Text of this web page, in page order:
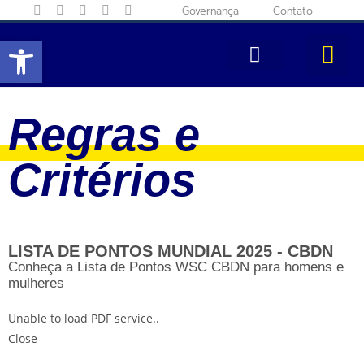
Abrir a barra de ferramentas
Governança Contato
Regras e
Critérios
LISTA DE PONTOS MUNDIAL 2025 - CBDN
Conheça a Lista de Pontos WSC CBDN para homens e
mulheres
Unable to load PDF service..
Close